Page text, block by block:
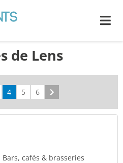
de Lens
4 5 6
cafés & brasseries